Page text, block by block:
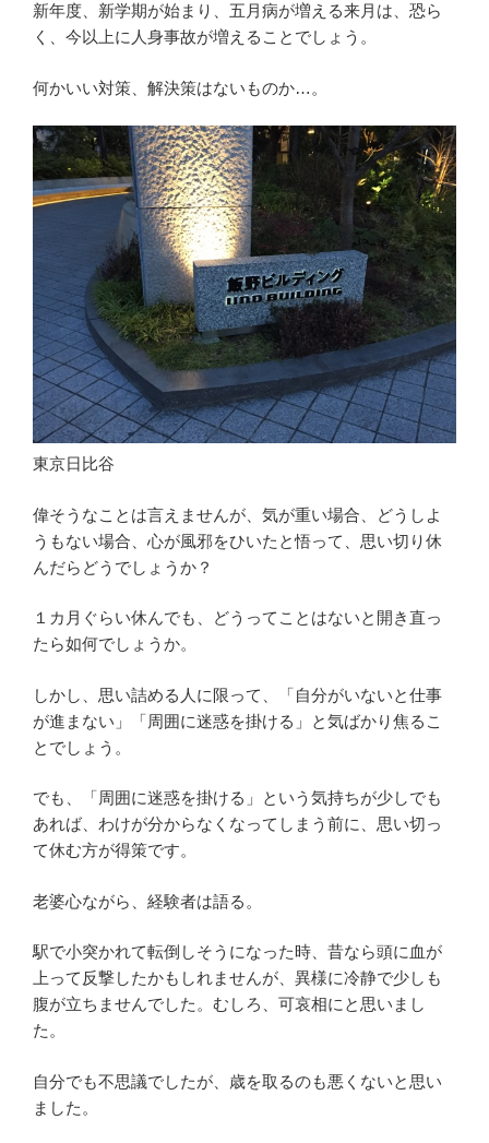
新年度、新学期が始まり、五月病が増える来月は、恐ら
く、今以上に人身事故が増えることでしょう。
何かいい対策、解決策はないものか…。
東京日比谷
偉そうなことは言えませんが、気が重い場合、どうしよ
うもない場合、心が風邪をひいたと悟って、思い切り休
んだらどうでしょうか？
１カ月ぐらい休んでも、どうってことはないと開き直っ
たら如何でしょうか。
しかし、思い詰める人に限って、「自分がいないと仕事
が進まない」「周囲に迷惑を掛ける」と気ばかり焦るこ
とでしょう。
でも、「周囲に迷惑を掛ける」という気持ちが少しでも
あれば、わけが分からなくなってしまう前に、思い切っ
て休む方が得策です。
老婆心ながら、経験者は語る。
駅で小突かれて転倒しそうになった時、昔なら頭に血が
上って反撃したかもしれませんが、異様に冷静で少しも
腹が立ちませんでした。むしろ、可哀相にと思いまし
た。
自分でも不思議でしたが、歳を取るのも悪くないと思い
ました。